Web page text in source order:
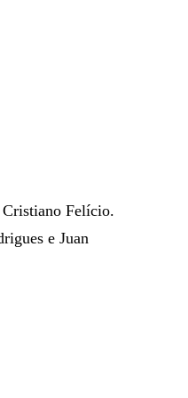
Felício.
e Juan